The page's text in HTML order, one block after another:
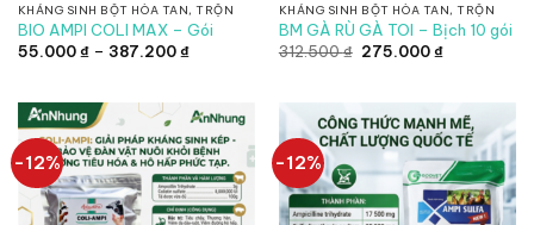
KHÁNG SINH BỘT HÒA TAN, TRỘN
BIO AMPI COLI MAX – Gói
55.000₫ – 387.200₫Khoảng
giá:
đến
387.200 ₫
KHÁNG SINH BỘT HÒA TAN, TRỘN
BM GÀ RÙ GÀ TOI – Bịch 10 gói
312.500₫ Giá
gốc
275.000₫Giá
hiện
275.000 ₫.
-12% -12%